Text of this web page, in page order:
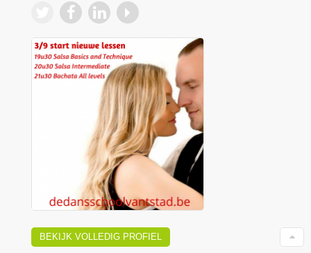
BEKIJK VOLLEDIG PROFIEL